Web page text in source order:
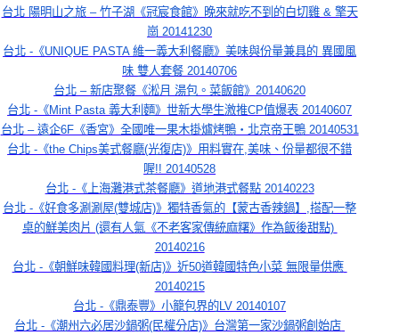
台北 陽明山之旅 – 竹子湖《冠宸食館》晚來就吃不到的白切雞 & 擎天
崗 20141230
台北 -《UNIQUE PASTA 維一義大利餐廳》美味與份量兼具的 異國風
味 雙人套餐 20140706
台北 – 新店聚餐《淞月 湯包。菜飯館》20140620
台北 -《Mint Pasta 義大利麵》世新大學生激推CP值爆表 20140607
台北 – 遠企6F《香宮》全國唯一果木掛爐烤鴨‧北京帝王鴨 20140531
台北 -《the Chips美式餐廳(光復店)》用料實在,美味、份量都很不錯
喔!! 20140528
台北 -《上海灘港式茶餐廳》道地港式餐點 20140223
台北 -《好食多涮涮屋(雙城店)》獨特香氣的【蒙古香辣鍋】,搭配一整
桌的鮮美肉片 (還有人氣《不老客家傳統麻糬》作為飯後甜點)
20140216
台北 -《朝鮮味韓國料理(新店)》近50道韓國特色小菜 無限量供應
20140215
台北 -《鼎泰豐》小籠包界的LV 20140107
台北 -《潮州六必居沙鍋粥(民權分店)》台灣第一家沙鍋粥創始店